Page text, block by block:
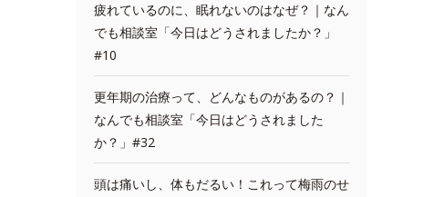
疲れているのに、眠れないのはなぜ？｜なん
でも相談室「今日はどうされましたか？」
#10
更年期の治療って、どんなものがあるの？｜
なんでも相談室「今日はどうされました
か？」#32
頭は痛いし、体もだるい！これって梅雨のせ